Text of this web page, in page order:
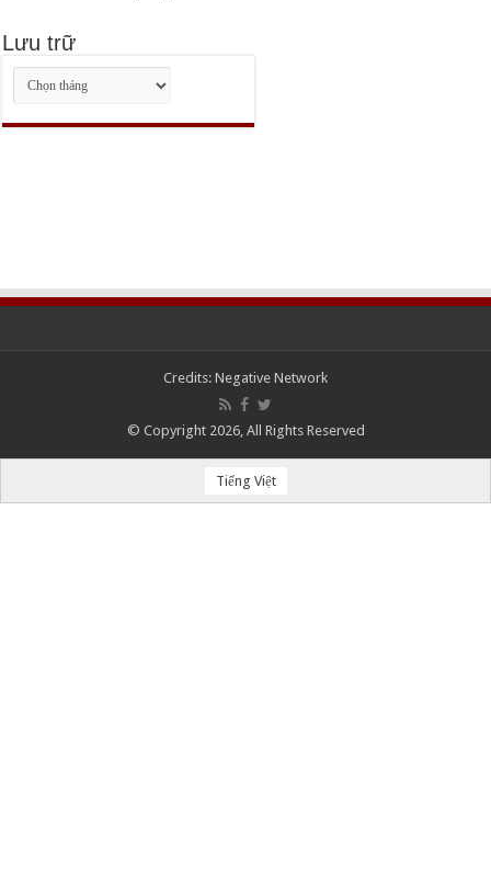
Lưu trữ
Lưu
trữ
Credits: Negative Network
© Copyright 2026, All Rights Reserved
Tiếng Việt